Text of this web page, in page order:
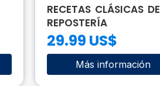
RECETAS CLÁSICAS DE
REPOSTERÍA
29.99 US$
Más información